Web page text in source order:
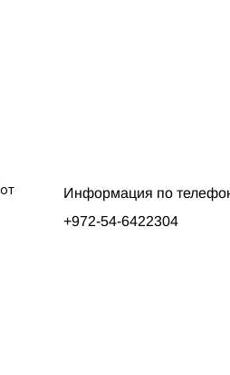
Информация по
+972-54-6422304